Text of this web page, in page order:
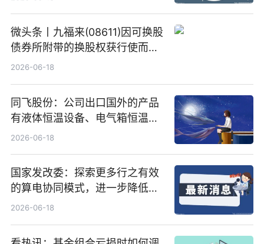
微头条丨九福来(08611)因可换股
债券所附带的换股权获行使而发
行5200万股
2026-06-18
同飞股份：公司出口国外的产品
有液体恒温设备、电气箱恒温装
置、纯水冷却单元和特种换热器
2026-06-18
国家发改委：探索更多行之有效
的算电协同模式，进一步降低网
络传输时延_最资讯
2026-06-18